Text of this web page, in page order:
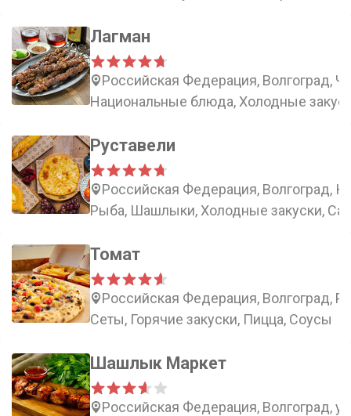
Лагман
Российская Федерация, Волгоград,
Национальные блюда, Холодные
Руставели
Российская Федерация, Волгоград,
Рыба, Шашлыки, Холодные закуски,
Томат
Российская Федерация, Волгоград,
Сеты, Горячие закуски, Пицца, Соусы
Шашлык Маркет
Российская Федерация, Волгоград,